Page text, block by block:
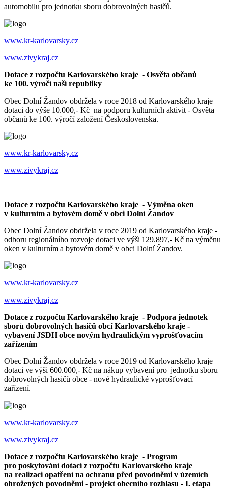
automobilu pro jednotku sboru dobrovolných hasičů.
www.kr-karlovarsky.cz
www.zivykraj.cz
Dotace z rozpočtu Karlovarského kraje - Osvěta občanů
ke 100. výročí naší republiky
Obec Dolní Žandov obdržela v roce 2018 od Karlovarského kraje
dotaci do výše 10.000,- Kč na podporu kulturních aktivit - Osvěta
občanů ke 100. výročí založení Československa.
www.kr-karlovarsky.cz
www.zivykraj.cz
Dotace z rozpočtu Karlovarského kraje - Výměna oken
v kulturním a bytovém domě v obci Dolní Žandov
Obec Dolní Žandov obdržela v roce 2019 od Karlovarského kraje -
odboru regionálního rozvoje dotaci ve výši 129.897,- Kč na výměnu
oken v kulturním a bytovém domě v obci Dolní Žandov.
www.kr-karlovarsky.cz
www.zivykraj.cz
Dotace z rozpočtu Karlovarského kraje - Podpora jednotek
sborů dobrovolných hasičů obcí Karlovarského kraje -
vybavení JSDH obce novým hydraulickým vyprošťovacím
zařízením
Obec Dolní Žandov obdržela v roce 2019 od Karlovarského kraje
dotaci ve výši 600.000,- Kč na nákup vybavení pro jednotku sboru
dobrovolných hasičů obce - nové hydraulické vyprošťovací
zařízení.
www.kr-karlovarsky.cz
www.zivykraj.cz
Dotace z rozpočtu Karlovarského kraje - Program
pro poskytování dotací z rozpočtu Karlovarského kraje
na realizaci opatření na ochranu před povodněmi v územích
ohrožených povodněmi - projekt obecního rozhlasu - I. etapa